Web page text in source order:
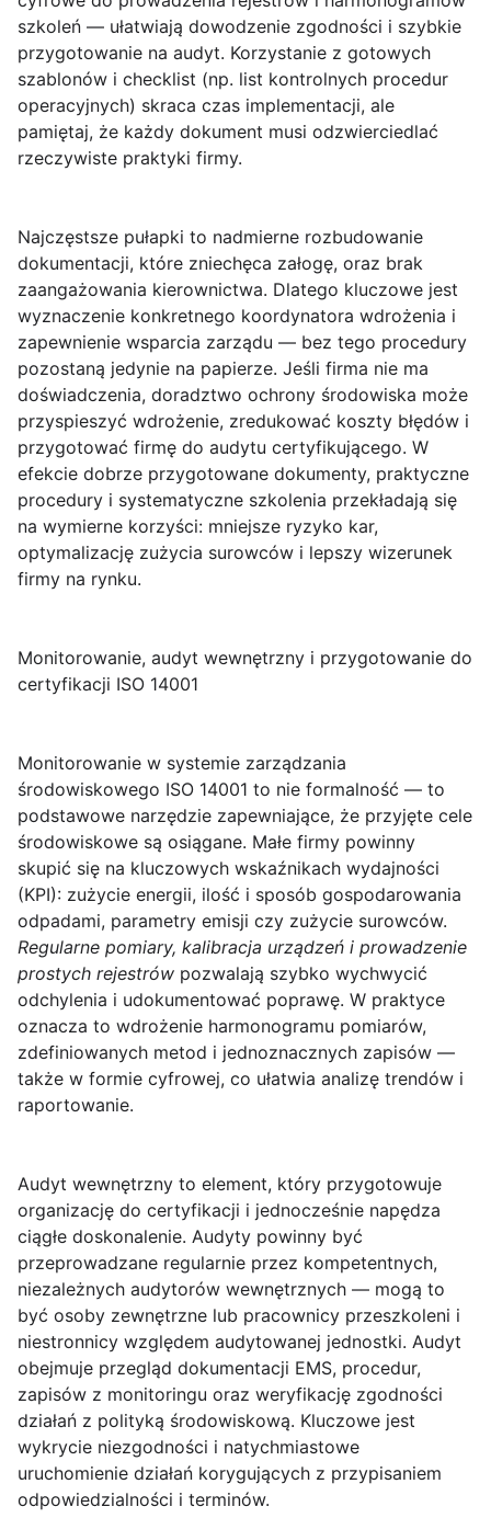
szkoleń — ułatwiają dowodzenie zgodności i szybkie
przygotowanie na audyt. Korzystanie z gotowych
szablonów i checklist (np. list kontrolnych procedur
operacyjnych) skraca czas implementacji, ale
pamiętaj, że każdy dokument musi odzwierciedlać
rzeczywiste praktyki firmy.
Najczęstsze pułapki to nadmierne rozbudowanie
dokumentacji, które zniechęca załogę, oraz brak
zaangażowania kierownictwa. Dlatego kluczowe jest
wyznaczenie konkretnego koordynatora wdrożenia i
zapewnienie wsparcia zarządu — bez tego procedury
pozostaną jedynie na papierze. Jeśli firma nie ma
doświadczenia, doradztwo ochrony środowiska może
przyspieszyć wdrożenie, zredukować koszty błędów i
przygotować firmę do audytu certyfikującego. W
efekcie dobrze przygotowane dokumenty, praktyczne
procedury i systematyczne szkolenia przekładają się
na wymierne korzyści: mniejsze ryzyko kar,
optymalizację zużycia surowców i lepszy wizerunek
firmy na rynku.
Monitorowanie, audyt wewnętrzny i przygotowanie do
certyfikacji ISO 14001
Monitorowanie w systemie zarządzania
środowiskowego ISO 14001 to nie formalność — to
podstawowe narzędzie zapewniające, że przyjęte cele
środowiskowe są osiągane. Małe firmy powinny
skupić się na kluczowych wskaźnikach wydajności
(KPI): zużycie energii, ilość i sposób gospodarowania
odpadami, parametry emisji czy zużycie surowców.
Regularne pomiary, kalibracja urządzeń i prowadzenie
prostych rejestrów pozwalają szybko wychwycić
odchylenia i udokumentować poprawę. W praktyce
oznacza to wdrożenie harmonogramu pomiarów,
zdefiniowanych metod i jednoznacznych zapisów —
także w formie cyfrowej, co ułatwia analizę trendów i
raportowanie.
Audyt wewnętrzny to element, który przygotowuje
organizację do certyfikacji i jednocześnie napędza
ciągłe doskonalenie. Audyty powinny być
przeprowadzane regularnie przez kompetentnych,
niezależnych audytorów wewnętrznych — mogą to
być osoby zewnętrzne lub pracownicy przeszkoleni i
niestronnicy względem audytowanej jednostki. Audyt
obejmuje przegląd dokumentacji EMS, procedur,
zapisów z monitoringu oraz weryfikację zgodności
działań z polityką środowiskową. Kluczowe jest
wykrycie niezgodności i natychmiastowe
uruchomienie działań korygujących z przypisaniem
odpowiedzialności i terminów.